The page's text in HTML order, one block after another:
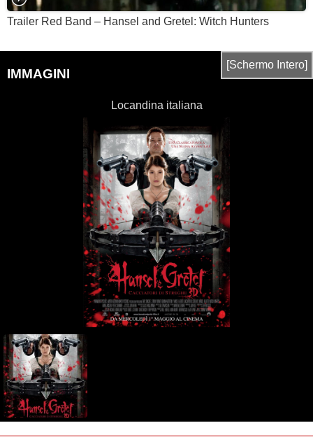
Trailer Red Band – Hansel and Gretel: Witch Hunters
IMMAGINI
[Schermo Intero]
Locandina italiana